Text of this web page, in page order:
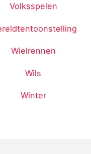
Volksspelen
Wielrennen
Wils
Winter